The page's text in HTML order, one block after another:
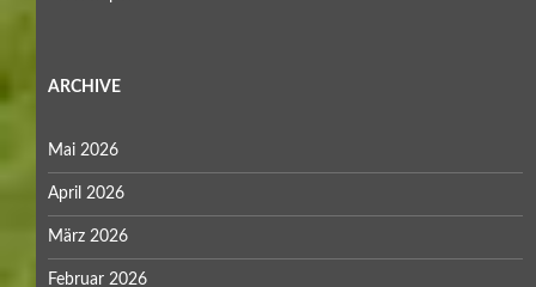
ARCHIVE
Mai 2026
April 2026
März 2026
Februar 2026